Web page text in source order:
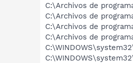
C:\Archivos de
C:\Archivos de
C:\Archivos de
C:\Archivos de